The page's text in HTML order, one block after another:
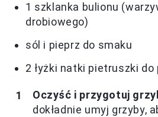
1 szklanka bulionu
drobiowego)
sól i pieprz do smaku
2 łyżki natki pietruszki do
Oczyść i przygotuj
dokładnie umyj grzyby,